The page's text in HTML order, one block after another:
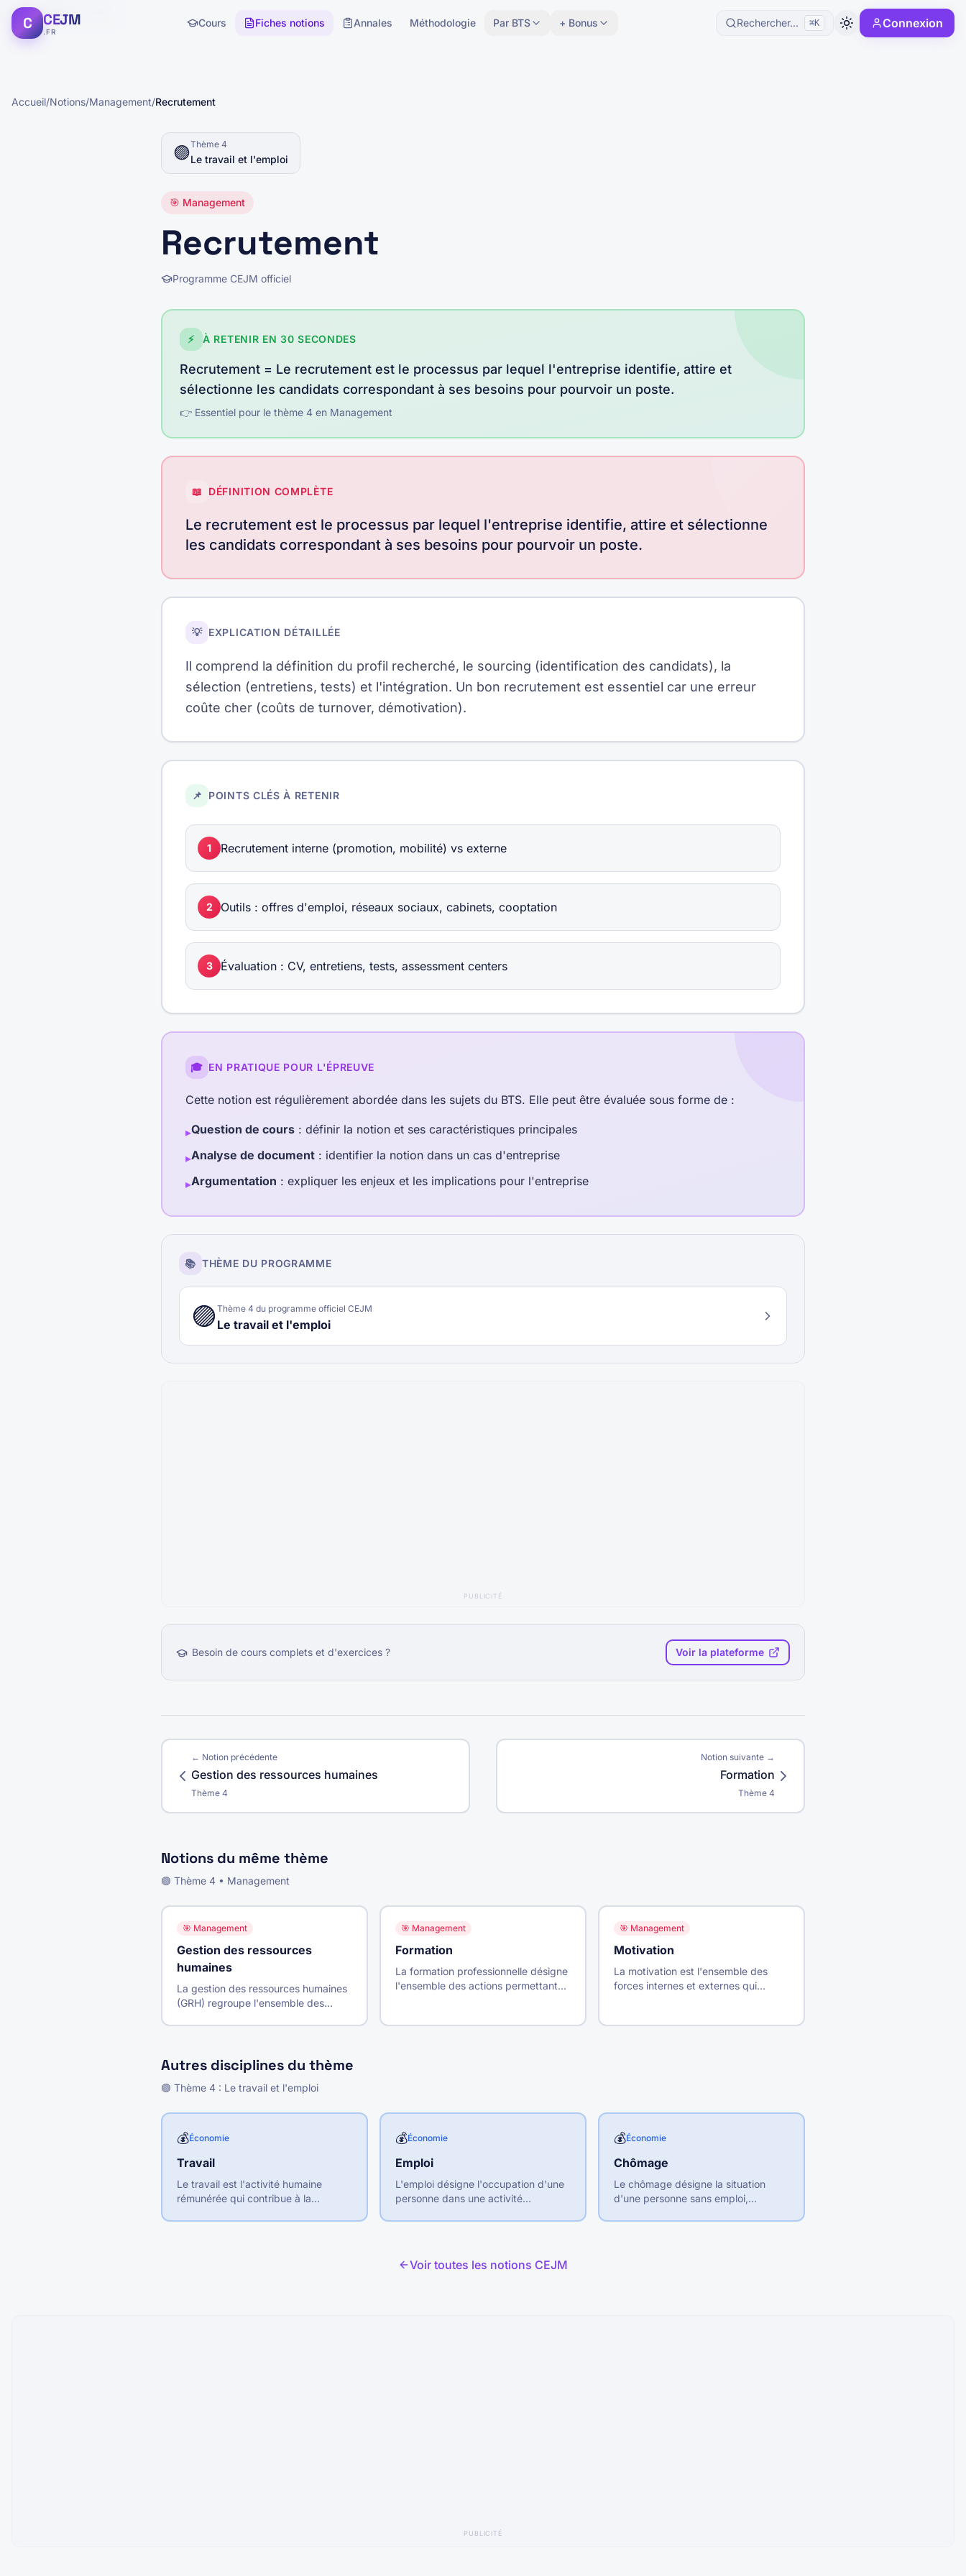
Rechercher...
C CEJM
.FR
Cours Fiches notions Annales Méthodologie Par BTS + Bonus Rechercher... ⌘K Connexion
Accueil/Notions/Management/Recrutement
🟣Thème 4
Le travail et l'emploi
🎯 Management
Recrutement
Programme CEJM officiel
⚡ À RETENIR EN 30 SECONDES
Recrutement = Le recrutement est le processus par lequel l'entreprise identifie, attire et
sélectionne les candidats correspondant à ses besoins pour pourvoir un poste.
👉 Essentiel pour le thème 4 en Management
📖 DÉFINITION COMPLÈTE
Le recrutement est le processus par lequel l'entreprise identifie, attire et sélectionne
les candidats correspondant à ses besoins pour pourvoir un poste.
💡 EXPLICATION DÉTAILLÉE
Il comprend la définition du profil recherché, le sourcing (identification des candidats), la
sélection (entretiens, tests) et l'intégration. Un bon recrutement est essentiel car une erreur
coûte cher (coûts de turnover, démotivation).
📌 POINTS CLÉS À RETENIR
1 Recrutement interne (promotion, mobilité) vs externe
2 Outils : offres d'emploi, réseaux sociaux, cabinets, cooptation
3 Évaluation : CV, entretiens, tests, assessment centers
🎓 EN PRATIQUE POUR L'ÉPREUVE
Cette notion est régulièrement abordée dans les sujets du BTS. Elle peut être évaluée sous forme de :
▸Question de cours : définir la notion et ses caractéristiques principales
▸Analyse de document : identifier la notion dans un cas d'entreprise
▸Argumentation : expliquer les enjeux et les implications pour l'entreprise
📚 THÈME DU PROGRAMME
🟣 Thème 4 du programme officiel CEJM
Le travail et l'emploi
PUBLICITÉ
Besoin de cours complets et d'exercices ? Voir la plateforme
← Notion précédente
Gestion des ressources humaines
Thème 4
Notion suivante →
Formation
Thème 4
Notions du même thème
🟣 Thème 4 • Management
🎯 Management
Gestion des ressources
humaines
La gestion des ressources humaines
(GRH) regroupe l'ensemble des
objectifs.
🎯 Management
Formation
La formation professionnelle désigne
l'ensemble des actions permettant
au long de leur vie professionnelle.
🎯 Management
Motivation
La motivation est l'ensemble des
forces internes et externes qui
atteindre un objectif.
Autres disciplines du thème
🟣 Thème 4 : Le travail et l'emploi
💰Économie
Travail
Le travail est l'activité humaine
rémunérée qui contribue à la
💰Économie
Emploi
L'emploi désigne l'occupation d'une
personne dans une activité
💰Économie
Chômage
Le chômage désigne la situation
d'une personne sans emploi,
Voir toutes les notions CEJM
PUBLICITÉ